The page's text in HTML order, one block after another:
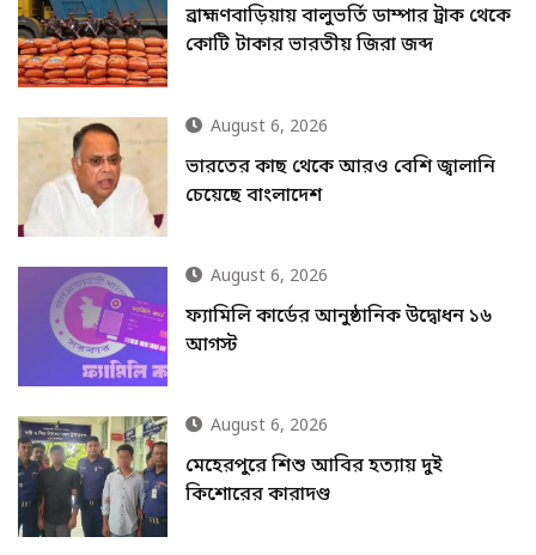
ব্রাহ্মণবাড়িয়ায় বালুভর্তি ডাম্পার ট্রাক থেকে
কোটি টাকার ভারতীয় জিরা জব্দ
August 6, 2026
ভারতের কাছ থেকে আরও বেশি জ্বালানি
চেয়েছে বাংলাদেশ
August 6, 2026
ফ্যামিলি কার্ডের আনুষ্ঠানিক উদ্বোধন ১৬
আগস্ট
August 6, 2026
মেহেরপুরে শিশু আবির হত্যায় দুই
কিশোরের কারাদণ্ড